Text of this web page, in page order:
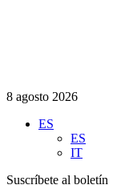
8 agosto 2026
ES
ES
IT
Suscríbete al boletín